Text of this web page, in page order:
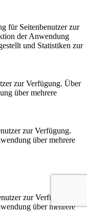
für Seitenbenutzer zur
der Anwendung
und Statistiken zur
zur Verfügung. Über
über mehrere
zur Verfügung.
über mehrere
zur Verfügung.
über mehrere